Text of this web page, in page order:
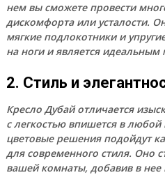
нем вы сможете провести
дискомфорта или усталости.
мягкие подлокотники и
на ноги и является идеальным
2. Стиль и
Кресло Дубай отличается
с легкостью впишется в
цветовые решения подойдут
для современного стиля. Оно
вашей комнаты, добавив в нее